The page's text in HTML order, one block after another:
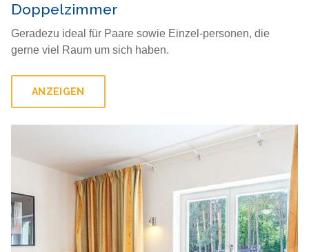
Doppelzimmer
Geradezu ideal für Paare sowie Einzel-personen, die
gerne viel Raum um sich haben.
ANZEIGEN